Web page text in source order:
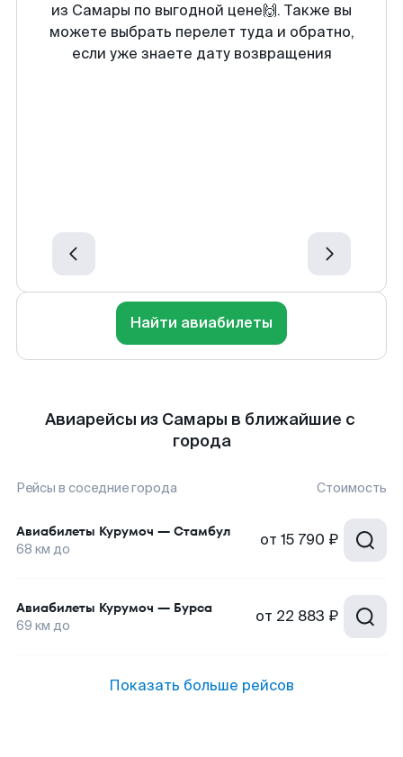
из Самары по выгодной цене🙌. Также вы
можете выбрать перелет туда и обратно,
если уже знаете дату возвращения
Найти авиабилеты
Авиарейсы из Самары в ближайшие с
города
Рейсы в соседние города Стоимость
Авиабилеты Курумоч — Стамбул
68 км до от 15 790 ₽
Авиабилеты Курумоч — Бурса
69 км до от 22 883 ₽
Показать больше рейсов